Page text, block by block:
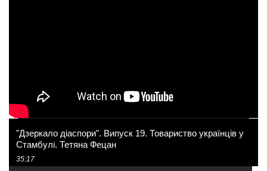
"Дзеркало діаспори". Випуск 19. Товариство українців у
Стамбулі. Тетяна Фецан
35:17